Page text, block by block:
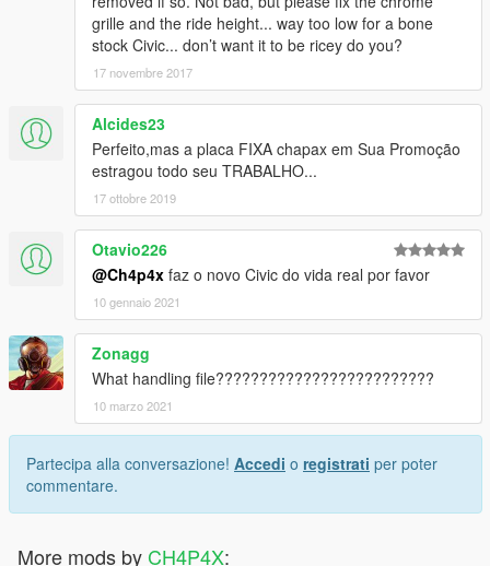
grille and the ride height... way too low for a bone
stock Civic... don’t want it to be ricey do you?
17 novembre 2017
Alcides23
Perfeito,mas a placa FIXA chapax em Sua Promoção
estragou todo seu TRABALHO...
17 ottobre 2019
Otavio226
@Ch4p4x faz o novo Civic do vida real por favor
10 gennaio 2021
Zonagg
What handling file?????????????????????????
10 marzo 2021
Partecipa alla conversazione! Accedi o registrati per poter
commentare.
More mods by CH4P4X: